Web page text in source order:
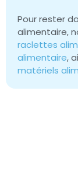
Pour rester
alimentaire,
raclettes
alimentaire,
matériels